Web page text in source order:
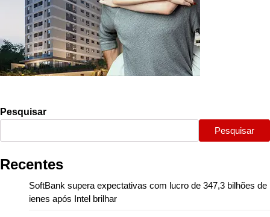
Pesquisar
Pesquisar
Recentes
SoftBank supera expectativas com lucro de 347,3 bilhões de
ienes após Intel brilhar